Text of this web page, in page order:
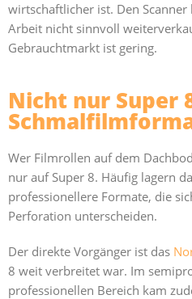
wirtschaftlicher ist. Den
Arbeit nicht sinnvoll
Gebrauchtmarkt ist gering.
Nicht nur Super
Wer Filmrollen auf dem
nur auf Super 8. Häufig lagern
professionellere Formate, die
Perforation unterscheiden.
Der direkte Vorgänger ist das
8 weit verbreitet war. Im
professionellen Bereich kam